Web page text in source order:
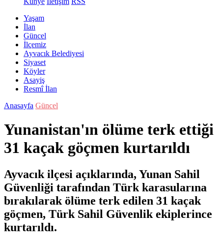
Yaşam
İlan
Güncel
İlçemiz
Ayvacık Belediyesi
Siyaset
Köyler
Asayiş
Resmî İlan
Anasayfa Güncel
Yunanistan'ın ölüme terk ettiği
31 kaçak göçmen kurtarıldı
Ayvacık ilçesi açıklarında, Yunan Sahil
Güvenliği tarafından Türk karasularına
bırakılarak ölüme terk edilen 31 kaçak
göçmen, Türk Sahil Güvenlik ekiplerince
kurtarıldı.